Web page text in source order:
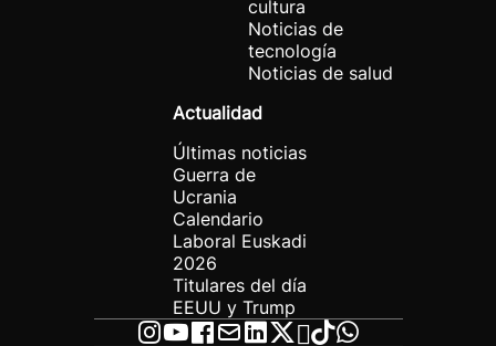
cultura
Noticias de
tecnología
Noticias de salud
Actualidad
Últimas noticias
Guerra de
Ucrania
Calendario
Laboral Euskadi
2026
Titulares del día
EEUU y Trump